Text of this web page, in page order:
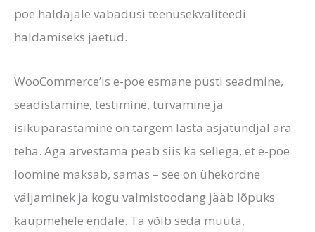
poe haldajale vabadusi teenusekvaliteedi
haldamiseks jäetud.
WooCommerce’is e-poe esmane püsti seadmine,
seadistamine, testimine, turvamine ja
isikupärastamine on targem lasta asjatundjal ära
teha. Aga arvestama peab siis ka sellega, et e-poe
loomine maksab, samas – see on ühekordne
väljaminek ja kogu valmistoodang jääb lõpuks
kaupmehele endale. Ta võib seda muuta,